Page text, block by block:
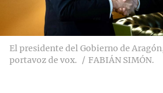
El presidente del Gobierno de
portavoz de vox.
FABIÁN SIMÓN.